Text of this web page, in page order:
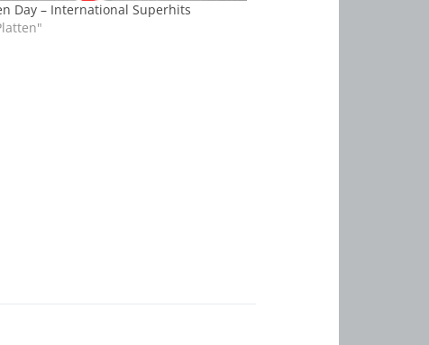
Day – International Superhits